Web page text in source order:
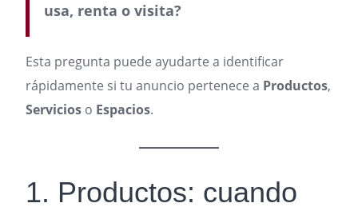
usa, renta o visita?
Esta pregunta puede ayudarte a identificar
rápidamente si tu anuncio pertenece a Productos,
Servicios o Espacios.
1. Productos: cuando